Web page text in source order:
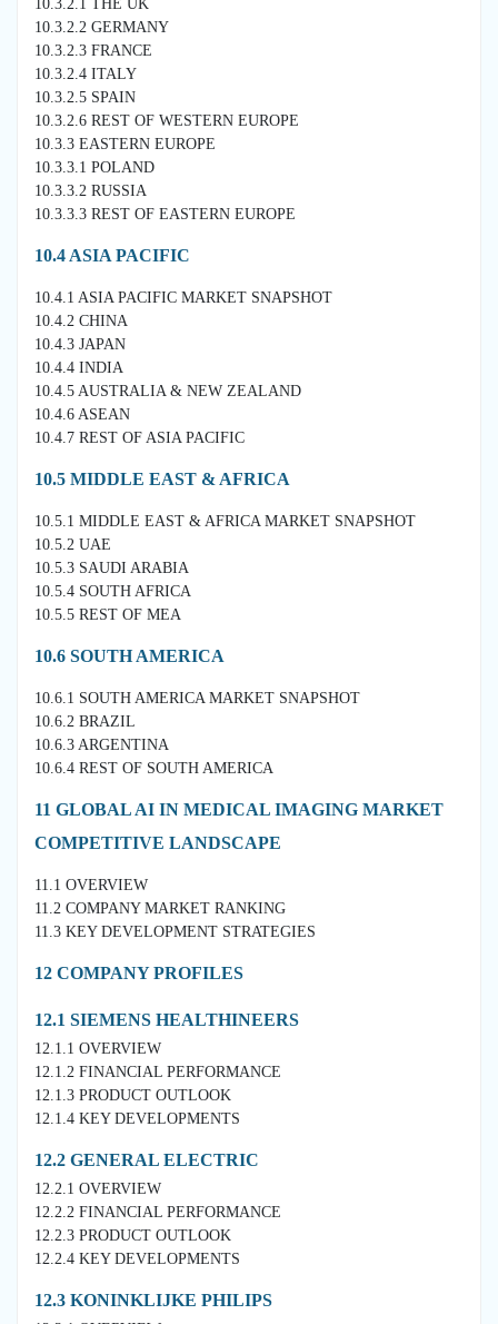
10.3.2.1 THE UK
10.3.2.2 GERMANY
10.3.2.3 FRANCE
10.3.2.4 ITALY
10.3.2.5 SPAIN
10.3.2.6 REST OF WESTERN EUROPE
10.3.3 EASTERN EUROPE
10.3.3.1 POLAND
10.3.3.2 RUSSIA
10.3.3.3 REST OF EASTERN EUROPE
10.4 ASIA PACIFIC
10.4.1 ASIA PACIFIC MARKET SNAPSHOT
10.4.2 CHINA
10.4.3 JAPAN
10.4.4 INDIA
10.4.5 AUSTRALIA & NEW ZEALAND
10.4.6 ASEAN
10.4.7 REST OF ASIA PACIFIC
10.5 MIDDLE EAST & AFRICA
10.5.1 MIDDLE EAST & AFRICA MARKET SNAPSHOT
10.5.2 UAE
10.5.3 SAUDI ARABIA
10.5.4 SOUTH AFRICA
10.5.5 REST OF MEA
10.6 SOUTH AMERICA
10.6.1 SOUTH AMERICA MARKET SNAPSHOT
10.6.2 BRAZIL
10.6.3 ARGENTINA
10.6.4 REST OF SOUTH AMERICA
11 GLOBAL AI IN MEDICAL IMAGING MARKET
COMPETITIVE LANDSCAPE
11.1 OVERVIEW
11.2 COMPANY MARKET RANKING
11.3 KEY DEVELOPMENT STRATEGIES
12 COMPANY PROFILES
12.1 SIEMENS HEALTHINEERS
12.1.1 OVERVIEW
12.1.2 FINANCIAL PERFORMANCE
12.1.3 PRODUCT OUTLOOK
12.1.4 KEY DEVELOPMENTS
12.2 GENERAL ELECTRIC
12.2.1 OVERVIEW
12.2.2 FINANCIAL PERFORMANCE
12.2.3 PRODUCT OUTLOOK
12.2.4 KEY DEVELOPMENTS
12.3 KONINKLIJKE PHILIPS